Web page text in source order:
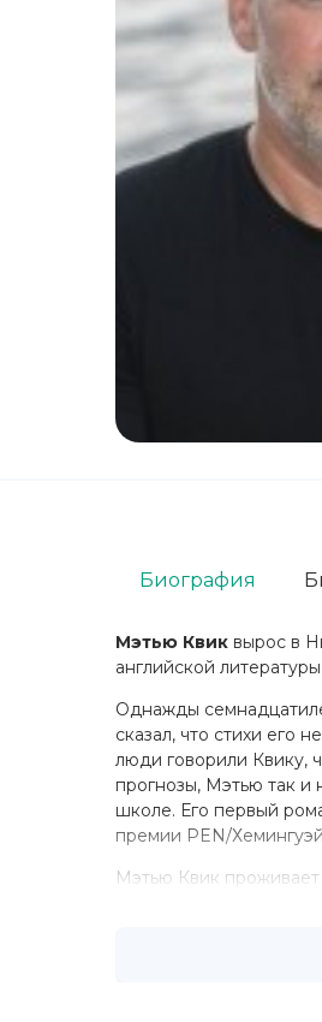
Мэтью Квик вырос в
английской
Однажды
сказал, что стихи его
люди говорили Квику,
прогнозы, Мэтью так и
школе. Его первый
премии PEN/
Мэтью Квик
Биография